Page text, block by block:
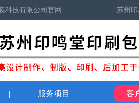
科技有限公司官网 苏州
| 服务项目 | 客